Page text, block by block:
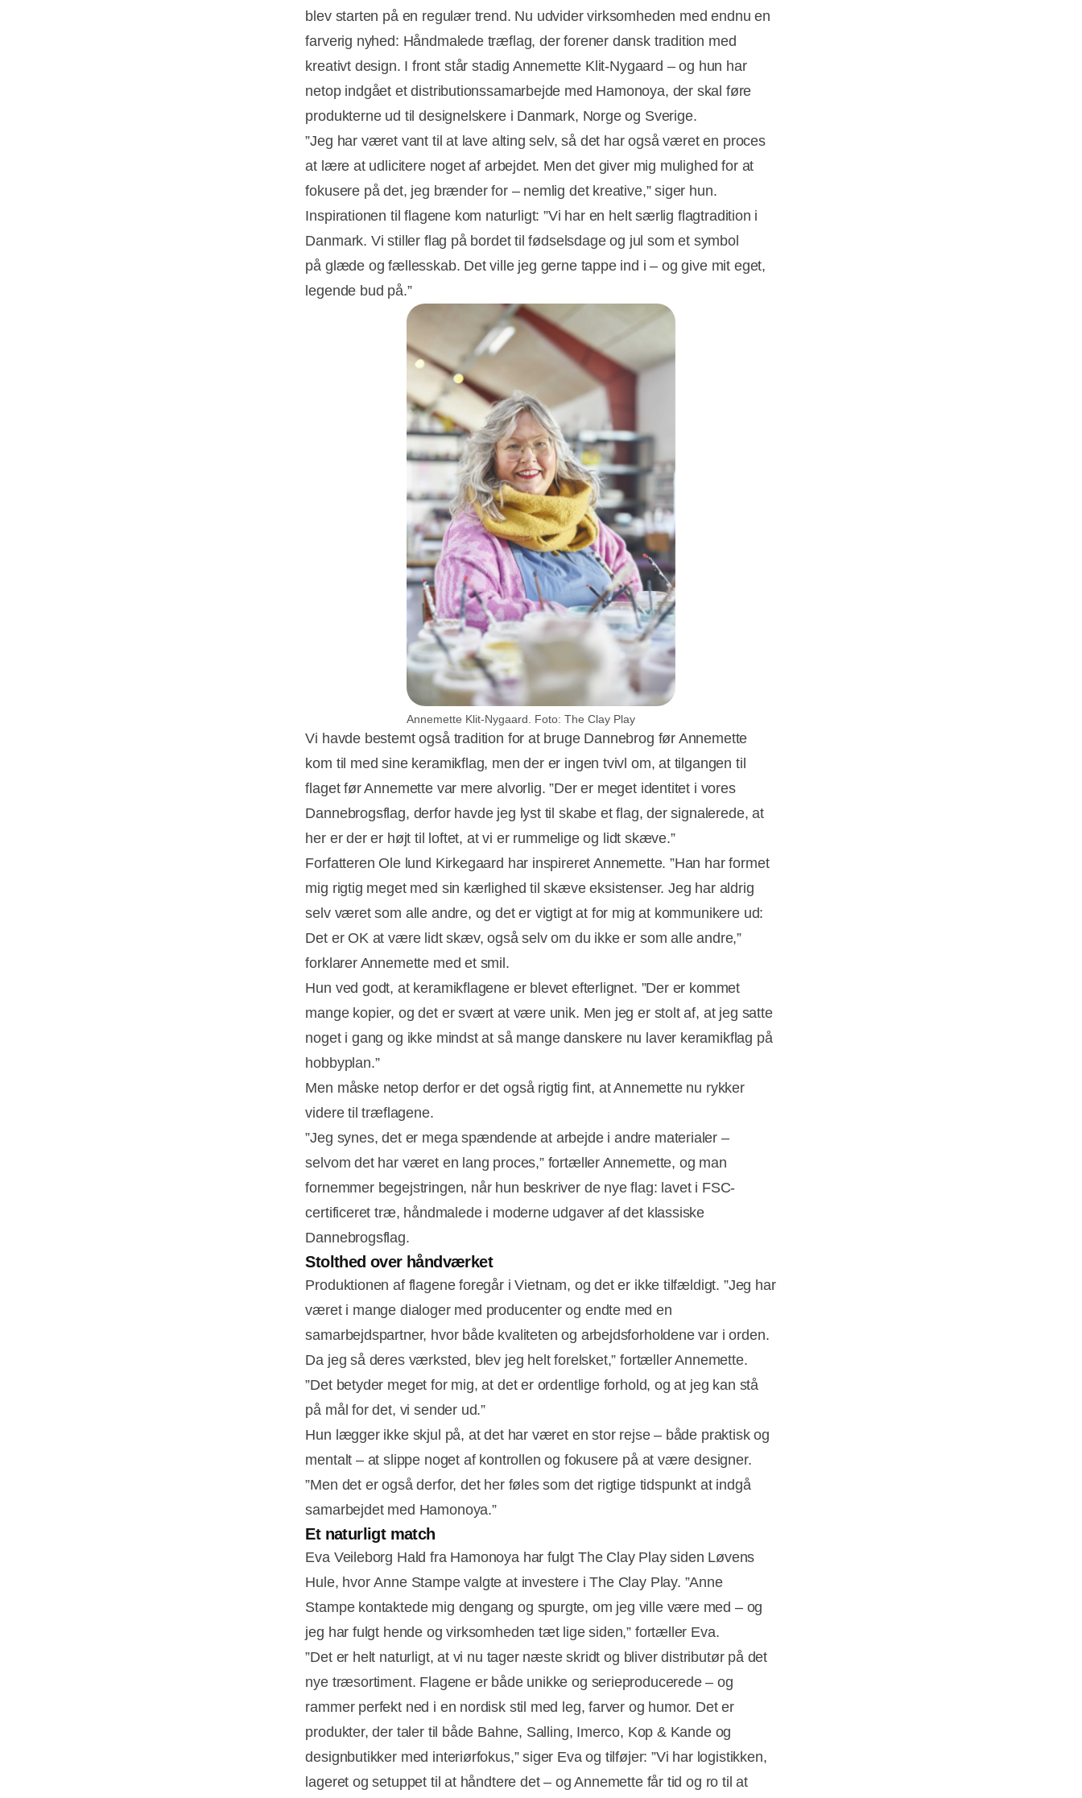
blev starten på en regulær trend. Nu udvider virksomheden med endnu en
farverig nyhed: Håndmalede træflag, der forener dansk tradition med
kreativt design. I front står stadig Annemette Klit-Nygaard – og hun har
netop indgået et distributionssamarbejde med Hamonoya, der skal føre
produkterne ud til designelskere i Danmark, Norge og Sverige.
”Jeg har været vant til at lave alting selv, så det har også været en proces
at lære at udlicitere noget af arbejdet. Men det giver mig mulighed for at
fokusere på det, jeg brænder for – nemlig det kreative,” siger hun.
Inspirationen til flagene kom naturligt: ”Vi har en helt særlig flagtradition i
Danmark. Vi stiller flag på bordet til fødselsdage og jul som et symbol
på glæde og fællesskab. Det ville jeg gerne tappe ind i – og give mit eget,
legende bud på.”
Annemette Klit-Nygaard. Foto: The Clay Play
Vi havde bestemt også tradition for at bruge Dannebrog før Annemette
kom til med sine keramikflag, men der er ingen tvivl om, at tilgangen til
flaget før Annemette var mere alvorlig. ”Der er meget identitet i vores
Dannebrogsflag, derfor havde jeg lyst til skabe et flag, der signalerede, at
her er der er højt til loftet, at vi er rummelige og lidt skæve.”
Forfatteren Ole lund Kirkegaard har inspireret Annemette. ”Han har formet
mig rigtig meget med sin kærlighed til skæve eksistenser. Jeg har aldrig
selv været som alle andre, og det er vigtigt at for mig at kommunikere ud:
Det er OK at være lidt skæv, også selv om du ikke er som alle andre,”
forklarer Annemette med et smil.
Hun ved godt, at keramikflagene er blevet efterlignet. ”Der er kommet
mange kopier, og det er svært at være unik. Men jeg er stolt af, at jeg satte
noget i gang og ikke mindst at så mange danskere nu laver keramikflag på
hobbyplan.”
Men måske netop derfor er det også rigtig fint, at Annemette nu rykker
videre til træflagene.
”Jeg synes, det er mega spændende at arbejde i andre materialer –
selvom det har været en lang proces,” fortæller Annemette, og man
fornemmer begejstringen, når hun beskriver de nye flag: lavet i FSC-
certificeret træ, håndmalede i moderne udgaver af det klassiske
Dannebrogsflag.
Stolthed over håndværket
Produktionen af flagene foregår i Vietnam, og det er ikke tilfældigt. ”Jeg har
været i mange dialoger med producenter og endte med en
samarbejdspartner, hvor både kvaliteten og arbejdsforholdene var i orden.
Da jeg så deres værksted, blev jeg helt forelsket,” fortæller Annemette.
”Det betyder meget for mig, at det er ordentlige forhold, og at jeg kan stå
på mål for det, vi sender ud.”
Hun lægger ikke skjul på, at det har været en stor rejse – både praktisk og
mentalt – at slippe noget af kontrollen og fokusere på at være designer.
”Men det er også derfor, det her føles som det rigtige tidspunkt at indgå
samarbejdet med Hamonoya.”
Et naturligt match
Eva Veileborg Hald fra Hamonoya har fulgt The Clay Play siden Løvens
Hule, hvor Anne Stampe valgte at investere i The Clay Play. ”Anne
Stampe kontaktede mig dengang og spurgte, om jeg ville være med – og
jeg har fulgt hende og virksomheden tæt lige siden,” fortæller Eva.
”Det er helt naturligt, at vi nu tager næste skridt og bliver distributør på det
nye træsortiment. Flagene er både unikke og serieproducerede – og
rammer perfekt ned i en nordisk stil med leg, farver og humor. Det er
produkter, der taler til både Bahne, Salling, Imerco, Kop & Kande og
designbutikker med interiørfokus,” siger Eva og tilføjer: ”Vi har logistikken,
lageret og setuppet til at håndtere det – og Annemette får tid og ro til at